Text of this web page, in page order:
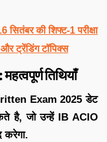
की शिफ्ट-1 परीक्षा
ट्रेंडिंग टॉपिक्स
तिथियाँ
Exam 2025 डेट
है, जो उन्हें IB ACIO
करेगा.